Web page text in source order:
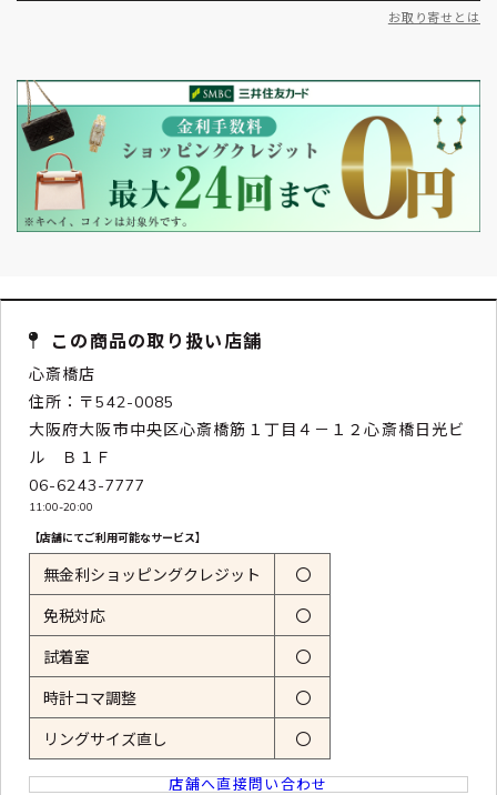
お取り寄せとは
この商品の取り扱い店舗
心斎橋店
住所：〒542-0085
大阪府大阪市中央区心斎橋筋１丁目４－１２心斎橋日光ビ
ル Ｂ１Ｆ
06-6243-7777
11:00-20:00
【店舗にてご利用可能なサービス】
無金利ショッピングクレジット 〇
免税対応 〇
試着室 〇
時計コマ調整 〇
リングサイズ直し 〇
店舗へ直接問い合わせ